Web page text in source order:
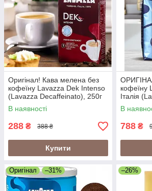
Оригінал! Кава мелена без
кофеїну Lavazza Dek Intenso
(Lavazza Decaffeinato), 250г
В наявності
288 ₴ 388 ₴
Купити
кофеїну
Італія
Lavazza
В
788 ₴
Оригінал –31% –26%